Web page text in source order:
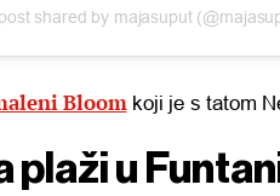
shared by majasuput
Bloomkoji je s tatom
plaži u